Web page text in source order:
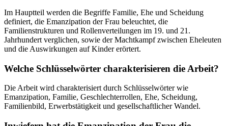
Im Hauptteil werden die Begriffe Familie, Ehe und Scheidung
definiert, die Emanzipation der Frau beleuchtet, die
Familienstrukturen und Rollenverteilungen im 19. und 21.
Jahrhundert verglichen, sowie der Machtkampf zwischen Eheleuten
und die Auswirkungen auf Kinder erörtert.
Welche Schlüsselwörter charakterisieren die Arbeit?
Die Arbeit wird charakterisiert durch Schlüsselwörter wie
Emanzipation, Familie, Geschlechterrollen, Ehe, Scheidung,
Familienbild, Erwerbstätigkeit und gesellschaftlicher Wandel.